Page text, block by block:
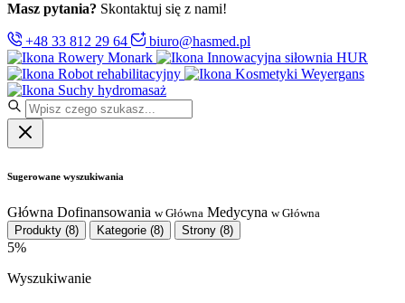
Masz pytania? Skontaktuj się z nami!
+48 33 812 29 64
biuro@hasmed.pl
Rowery Monark
Innowacyjna siłownia HUR
Robot rehabilitacyjny
Kosmetyki Weyergans
Suchy hydromasaż
Sugerowane wyszukiwania
Główna Dofinansowania w Główna Medycyna w Główna
Produkty (8) Kategorie (8) Strony (8)
5%
Wyszukiwanie